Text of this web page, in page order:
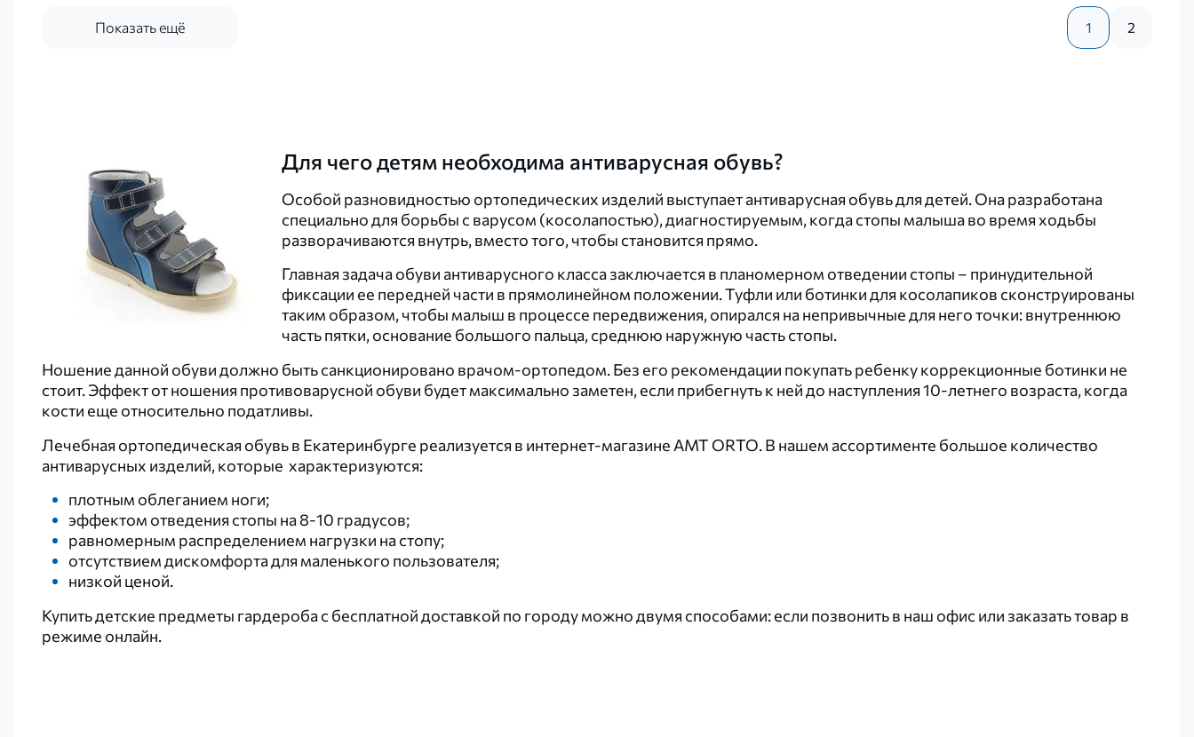
Показать ещё 1 2
Для чего детям необходима антиварусная обувь?
Особой разновидностью ортопедических изделий выступает антиварусная обувь для детей. Она разработана
специально для борьбы с варусом (косолапостью), диагностируемым, когда стопы малыша во время ходьбы
разворачиваются внутрь, вместо того, чтобы становится прямо.
Главная задача обуви антиварусного класса заключается в планомерном отведении стопы – принудительной
фиксации ее передней части в прямолинейном положении. Туфли или ботинки для косолапиков сконструированы
таким образом, чтобы малыш в процессе передвижения, опирался на непривычные для него точки: внутреннюю
часть пятки, основание большого пальца, среднюю наружную часть стопы.
Ношение данной обуви должно быть санкционировано врачом-ортопедом. Без его рекомендации покупать ребенку коррекционные ботинки не
стоит. Эффект от ношения противоварусной обуви будет максимально заметен, если прибегнуть к ней до наступления 10-летнего возраста, когда
кости еще относительно податливы.
Лечебная ортопедическая обувь в Екатеринбурге реализуется в интернет-магазине AMT ORTO. В нашем ассортименте большое количество
антиварусных изделий, которые характеризуются:
плотным облеганием ноги;
эффектом отведения стопы на 8-10 градусов;
равномерным распределением нагрузки на стопу;
отсутствием дискомфорта для маленького пользователя;
низкой ценой.
Купить детские предметы гардероба с бесплатной доставкой по городу можно двумя способами: если позвонить в наш офис или заказать товар в
режиме онлайн.